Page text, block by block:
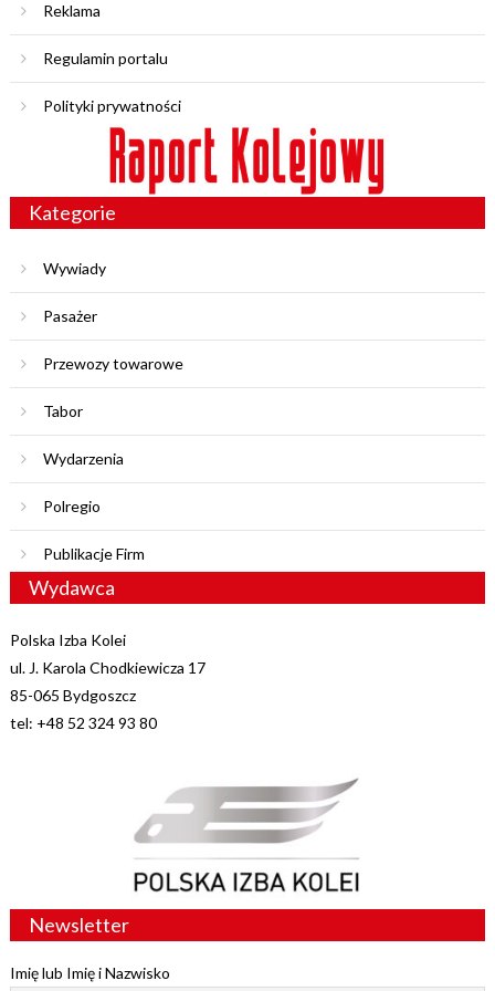
Reklama
Regulamin portalu
Polityki prywatności
Kategorie
Wywiady
Pasażer
Przewozy towarowe
Tabor
Wydarzenia
Polregio
Publikacje Firm
Wydawca
Polska Izba Kolei
ul. J. Karola Chodkiewicza 17
85-065 Bydgoszcz
tel: +48 52 324 93 80
Newsletter
Imię lub Imię i Nazwisko